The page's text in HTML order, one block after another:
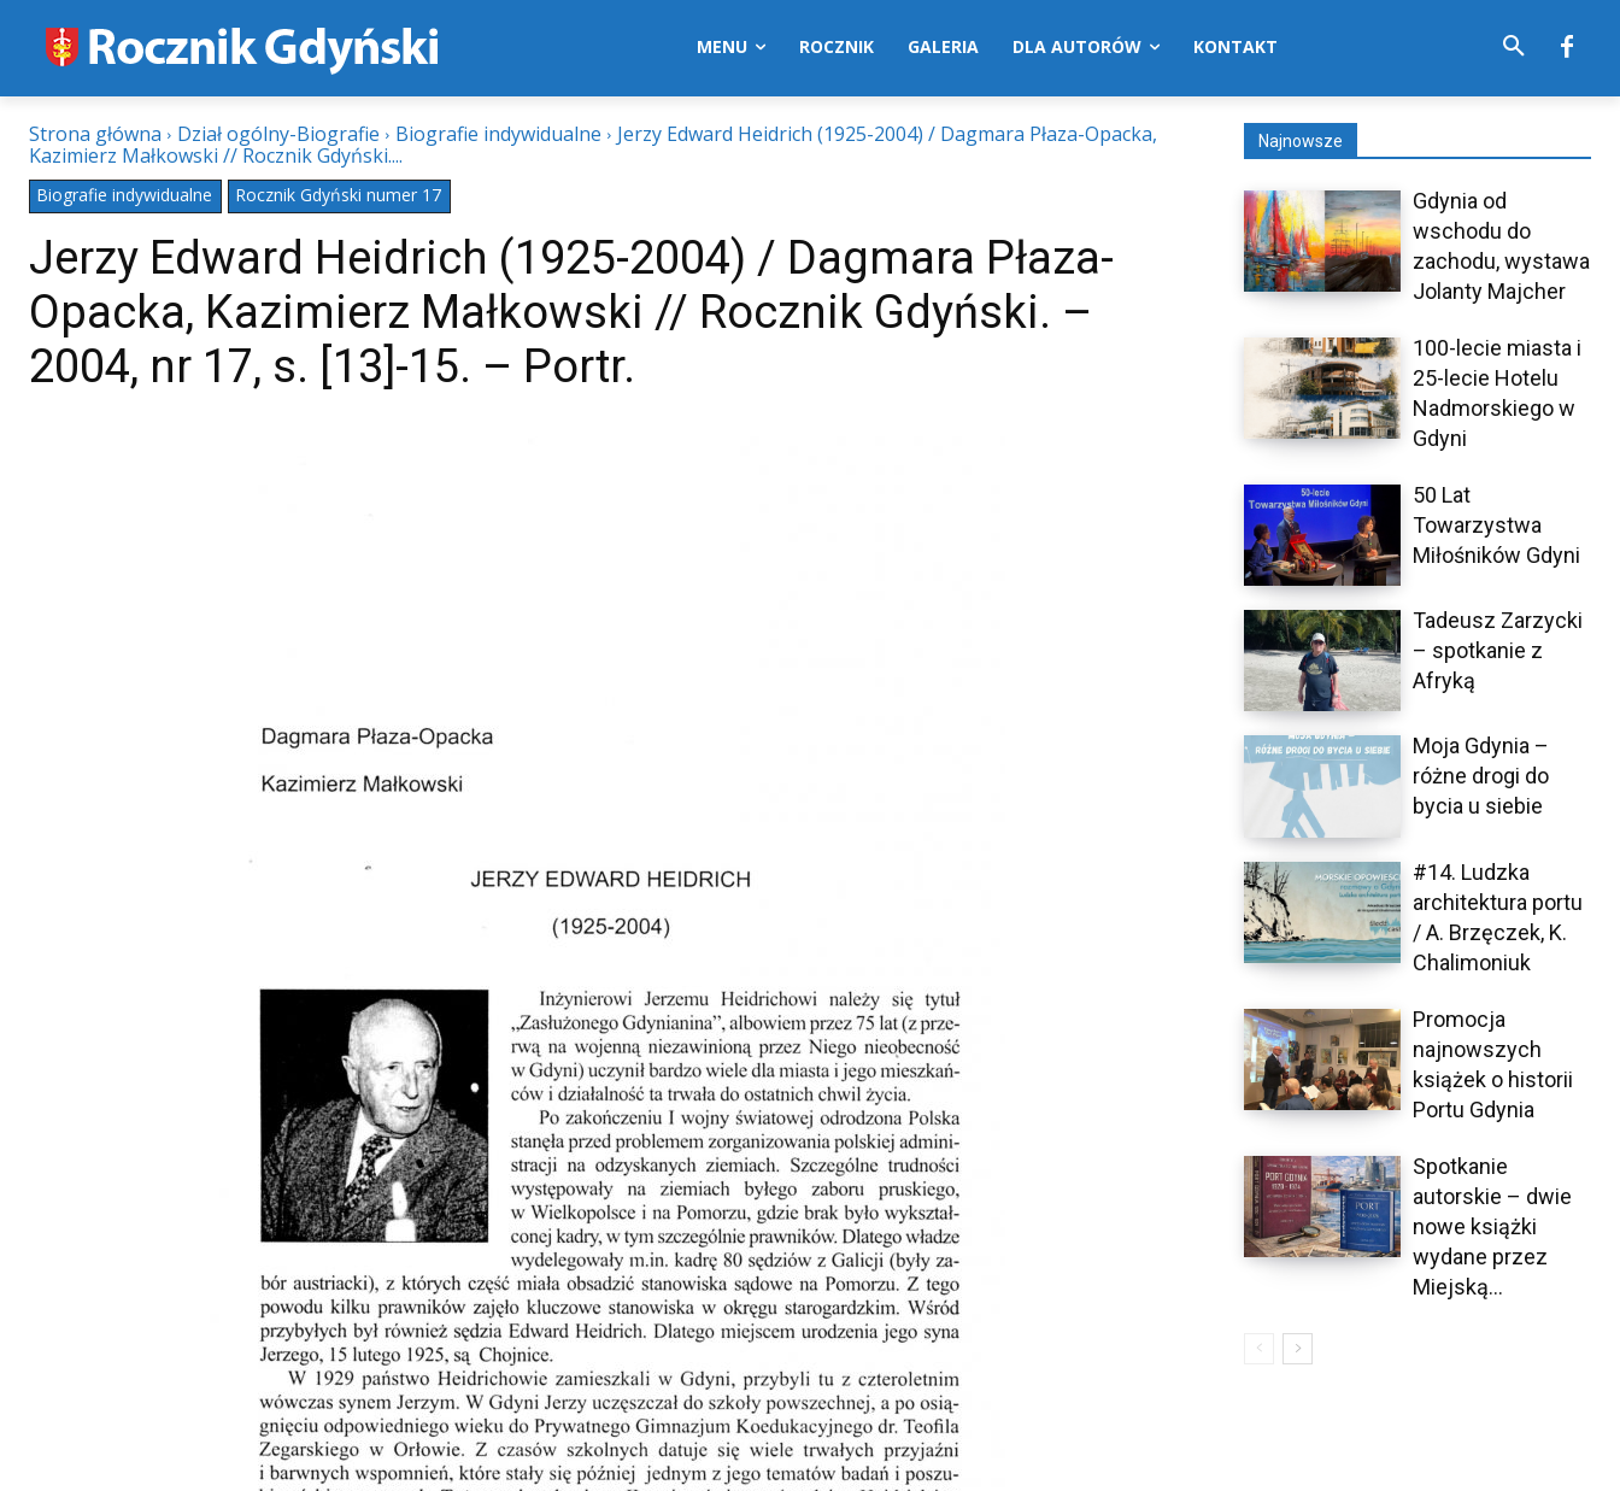
MENU ROCZNIK GALERIA DLA AUTORÓW KONTAKT
Strona główna Dział ogólny-Biografie Biografie indywidualne
Jerzy Edward Heidrich (1925-2004) / Dagmara Płaza-Opacka,
Kazimierz Małkowski // Rocznik Gdyński....
Biografie indywidualne Rocznik Gdyński numer 17
Jerzy Edward Heidrich (1925-2004) / Dagmara Płaza-
Opacka, Kazimierz Małkowski // Rocznik Gdyński. –
2004, nr 17, s. [13]-15. – Portr.
Najnowsze
Gdynia od
wschodu do
zachodu, wystawa
Jolanty Majcher
100-lecie miasta i
25-lecie Hotelu
Nadmorskiego w
Gdyni
50 Lat
Towarzystwa
Miłośników Gdyni
Tadeusz Zarzycki
– spotkanie z
Afryką
Moja Gdynia –
różne drogi do
bycia u siebie
#14. Ludzka
architektura portu
/ A. Brzęczek, K.
Chalimoniuk
Promocja
najnowszych
książek o historii
Portu Gdynia
Spotkanie
autorskie – dwie
nowe książki
wydane przez
Miejską...